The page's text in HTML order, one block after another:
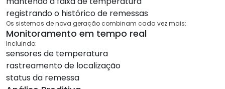
registrando o histórico de remessas
Os sistemas de nova geração combinam cada vez mais:
Monitoramento em tempo real
Incluindo:
sensores de temperatura
rastreamento de localização
status da remessa